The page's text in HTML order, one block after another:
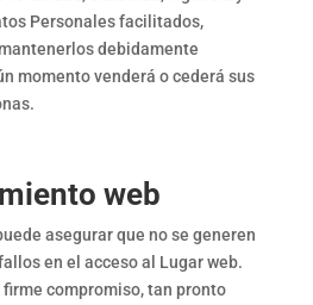
Personales facilitados,
debidamente
momento venderá o cederá sus
web
asegurar que no se generen
en el acceso al Lugar web.
compromiso, tan pronto